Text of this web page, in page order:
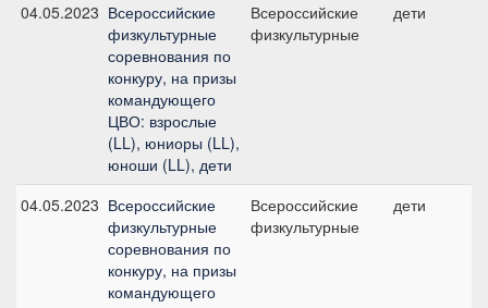
04.05.2023 Всероссийские
физкультурные
соревнования по
конкуру, на призы
командующего
ЦВО: взрослые
(LL), юниоры (LL),
юноши (LL), дети
Всероссийские
физкультурные
дети
04.05.2023 Всероссийские
физкультурные
соревнования по
конкуру, на призы
командующего
Всероссийские
физкультурные
дети